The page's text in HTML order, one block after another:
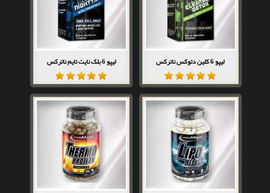
لیپو 6 کلین دتوکس ناترکس لیپو 6 بلک نایت تایم ناترکس